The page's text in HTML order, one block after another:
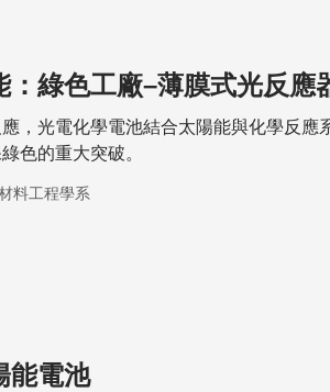
綠色工廠–薄膜式光反應
，光電化學電池結合太陽能與化學反應
色的重大突破。
料工程學系
能電池